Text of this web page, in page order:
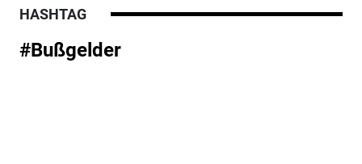
HASHTAG
#Bußgelder